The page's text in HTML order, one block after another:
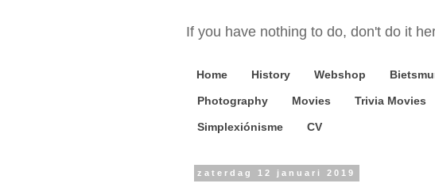
If you have nothing to do, don't do it
Home History Webshop
Photography Movies Trivia Movies
Simplexiónisme CV
zaterdag 12 januari 2019